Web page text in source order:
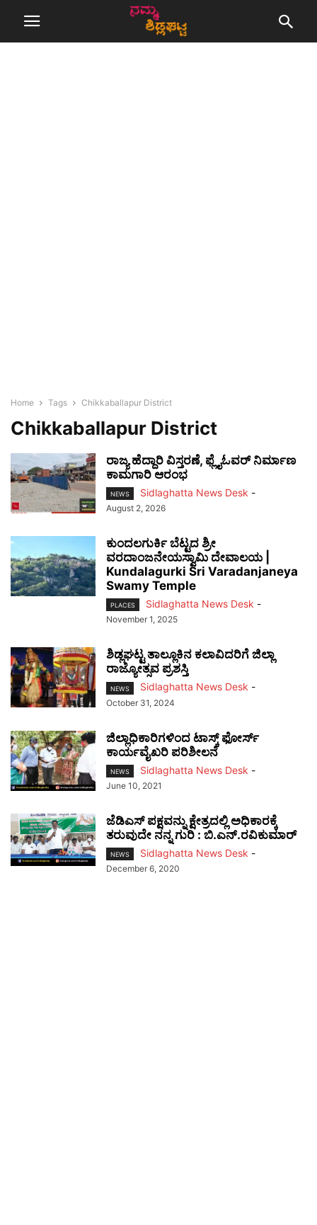
Home Tags Chikkaballapur District
Chikkaballapur District
ರಾಜ್ಯ ಹೆದ್ದಾರಿ ವಿಸ್ತರಣೆ, ಫ್ಲೈಓವರ್ ನಿರ್ಮಾಣ
ಕಾಮಗಾರಿ ಆರಂಭ
NEWS Sidlaghatta News Desk -
August 2, 2026
ಕುಂದಲಗುರ್ಕಿ ಬೆಟ್ಟದ ಶ್ರೀ
ವರದಾಂಜನೇಯಸ್ವಾಮಿ ದೇವಾಲಯ |
Kundalagurki Sri Varadanjaneya
Swamy Temple
PLACES Sidlaghatta News Desk -
November 1, 2025
ಶಿಡ್ಲಘಟ್ಟ ತಾಲ್ಲೂಕಿನ ಕಲಾವಿದರಿಗೆ ಜಿಲ್ಲಾ
ರಾಜ್ಯೋತ್ಸವ ಪ್ರಶಸ್ತಿ
NEWS Sidlaghatta News Desk -
October 31, 2024
ಜಿಲ್ಲಾಧಿಕಾರಿಗಳಿಂದ ಟಾಸ್ಕ್ ಫೋರ್ಸ್
ಕಾರ್ಯವೈಖರಿ ಪರಿಶೀಲನೆ
NEWS Sidlaghatta News Desk -
June 10, 2021
ಜೆಡಿಎಸ್ ಪಕ್ಷವನ್ನು ಕ್ಷೇತ್ರದಲ್ಲಿ ಅಧಿಕಾರಕ್ಕೆ
ತರುವುದೇ ನನ್ನ ಗುರಿ : ಬಿ.ಎನ್.ರವಿಕುಮಾರ್
NEWS Sidlaghatta News Desk -
December 6, 2020